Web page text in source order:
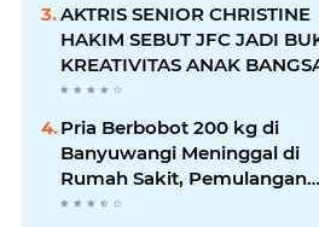
AKTRIS SENIOR CHRISTINE
HAKIM SEBUT JFC JADI
KREATIVITAS ANAK
Pria Berbobot 200 kg di
Banyuwangi Meninggal di
Rumah Sakit, Pemulangan
Dibantu Damkar dan